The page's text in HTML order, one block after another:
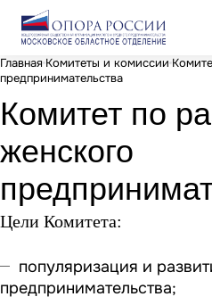
Главная Комитеты и комиссии
предпринимательства
Комитет по
женского
Цели Комитета:
популяризация и
предпринимательства;